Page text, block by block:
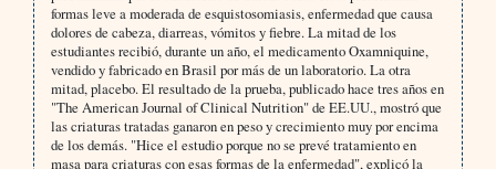
formas leve a moderada de esquistosomiasis, enfermedad que causa
dolores de cabeza, diarreas, vómitos y fiebre. La mitad de los
estudiantes recibió, durante un año, el medicamento Oxamniquine,
vendido y fabricado en Brasil por más de un laboratorio. La otra
mitad, placebo. El resultado de la prueba, publicado hace tres años en
"The American Journal of Clinical Nutrition" de EE.UU., mostró que
las criaturas tratadas ganaron en peso y crecimiento muy por encima
de los demás. "Hice el estudio porque no se prevé tratamiento en
masa para criaturas con esas formas de la enfermedad", explicó la